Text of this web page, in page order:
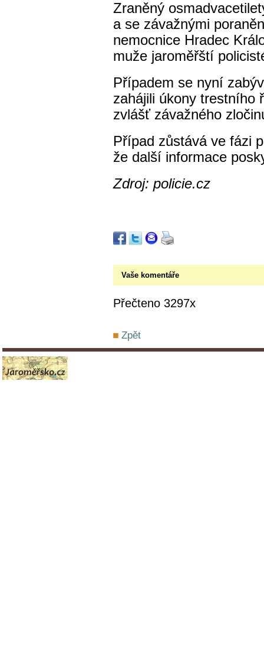
Zraněný
a se závažnými
nemocnice Hradec
muže jaroměřští
Případem se nyní
zahájili úkony trestního
zvlášť závažného
Případ zůstává ve fázi
že další informace
Zdroj: policie.cz
Vaše komentáře
Přečteno 3297x
Zpět